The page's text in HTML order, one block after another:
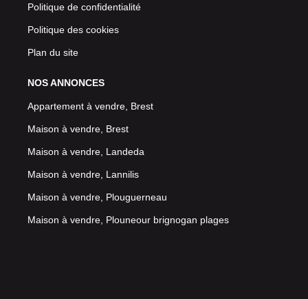
Politique de confidentialité
Politique des cookies
Plan du site
NOS ANNONCES
Appartement à vendre, Brest
Maison à vendre, Brest
Maison à vendre, Landeda
Maison à vendre, Lannilis
Maison à vendre, Plouguerneau
Maison à vendre, Plouneour brignogan plages